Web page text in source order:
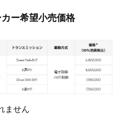
ー希望小売価格
ません